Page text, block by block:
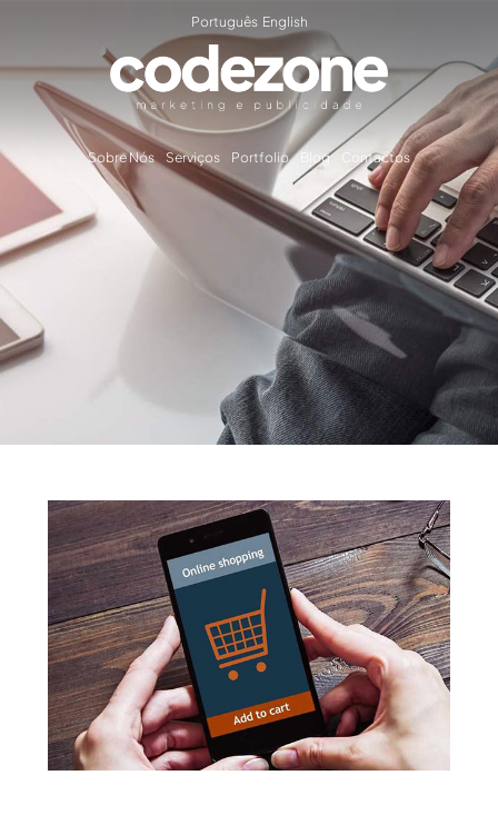
Sobre Nós Serviços Portfolio Blog Contactos
Português English